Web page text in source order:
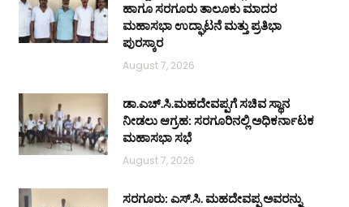
ಹಾಗೂ ಸರಗೂರು ತಾಲೂಕು ಮಾದರ
ಮಹಾಸಭಾ ಉದ್ಘಾಟನೆ ಮತ್ತು ಪ್ರತಿಭಾ
ಪುರಸ್ಕಾರ
August 7, 2026
ಡಾ.ಎಚ್.ಸಿ.ಮಹದೇವಪ್ಪಗೆ ಸಚಿವ ಸ್ಥಾನ
ನೀಡಲು ಆಗ್ರಹ: ಸರಗೂರಿನಲ್ಲಿ ಅಧಿಕರ್ನಾಟಕ
ಮಹಾಸಭಾ ಸಭೆ
August 7, 2026
ಸರಗೂರು: ಎಸ್.ಸಿ. ಮಹದೇವಪ್ಪ ಅವರನ್ನು